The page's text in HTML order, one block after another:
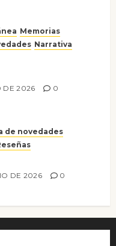
Memorias
Narrativa
DE 2026 0
de novedades
DE 2026 0